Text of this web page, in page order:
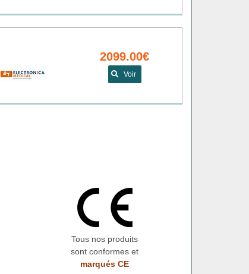
2099.00€
Voir
Tous nos produits
sont conformes et
marqués CE